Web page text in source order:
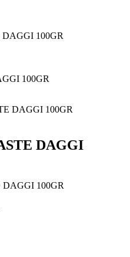
100GR
DAGGI
100GR